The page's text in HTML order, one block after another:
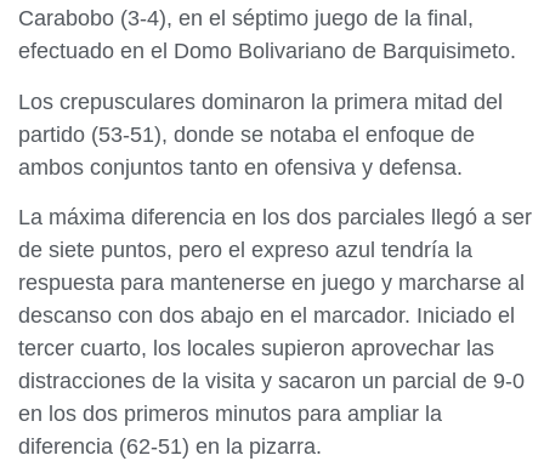
Carabobo (3-4), en el séptimo juego de la final,
efectuado en el Domo Bolivariano de Barquisimeto.
Los crepusculares dominaron la primera mitad del
partido (53-51), donde se notaba el enfoque de
ambos conjuntos tanto en ofensiva y defensa.
La máxima diferencia en los dos parciales llegó a ser
de siete puntos, pero el expreso azul tendría la
respuesta para mantenerse en juego y marcharse al
descanso con dos abajo en el marcador. Iniciado el
tercer cuarto, los locales supieron aprovechar las
distracciones de la visita y sacaron un parcial de 9-0
en los dos primeros minutos para ampliar la
diferencia (62-51) en la pizarra.